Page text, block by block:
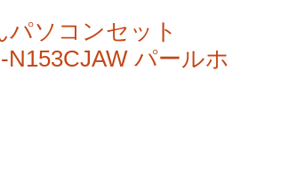
パソコンセット
N153CJAW パールホ